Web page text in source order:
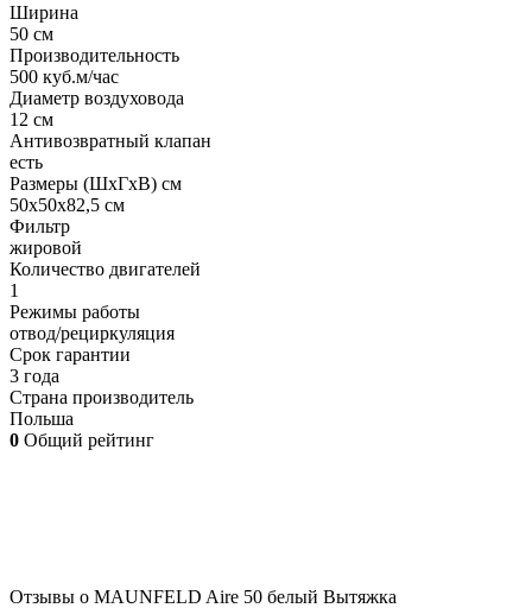
Ширина
50 см
Производительность
500 куб.м/час
Диаметр воздуховода
12 см
Антивозвратный клапан
есть
Размеры (ШхГхВ) см
50х50х82,5 см
Фильтр
жировой
Количество двигателей
1
Режимы работы
отвод/рециркуляция
Срок гарантии
3 года
Страна производитель
Польша
0 Общий рейтинг
Отзывы о MAUNFELD Aire 50 белый Вытяжка